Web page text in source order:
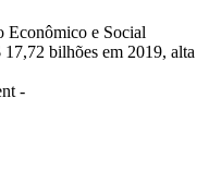
Econômico e Social
bilhões em 2019, alta
-